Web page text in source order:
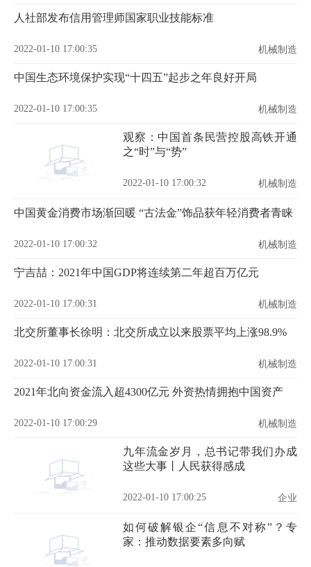
人社部发布信用管理师国家职业技能标准
2022-01-10 17:00:35 机械制造
中国生态环境保护实现“十四五”起步之年良好开局
2022-01-10 17:00:35 机械制造
观察：中国首条民营控股高铁开通
之“时”与“势”
2022-01-10 17:00:32 机械制造
中国黄金消费市场渐回暖 “古法金”饰品获年轻消费者青睐
2022-01-10 17:00:32 机械制造
宁吉喆：2021年中国GDP将连续第二年超百万亿元
2022-01-10 17:00:31 机械制造
北交所董事长徐明：北交所成立以来股票平均上涨98.9%
2022-01-10 17:00:31 机械制造
2021年北向资金流入超4300亿元 外资热情拥抱中国资产
2022-01-10 17:00:29 机械制造
九年流金岁月，总书记带我们办成
这些大事丨人民获得感成
2022-01-10 17:00:25 企业
如何破解银企“信息不对称”？专
家：推动数据要素多向赋